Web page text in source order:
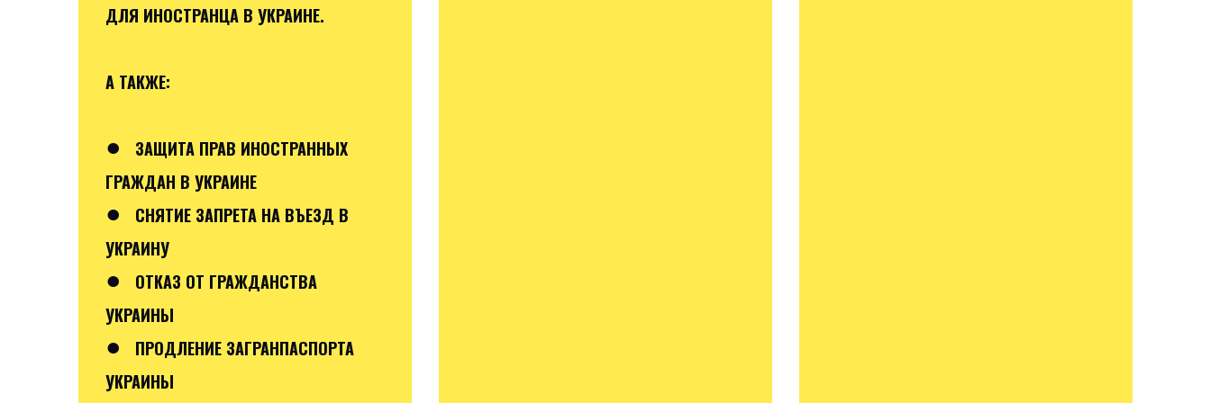
ДЛЯ ИНОСТРАНЦА В УКРАИНЕ.
А ТАКЖЕ:
●
ЗАЩИТА ПРАВ ИНОСТРАННЫХ
ГРАЖДАН В УКРАИНЕ
●
СНЯТИЕ ЗАПРЕТА НА ВЪЕЗД В
УКРАИНУ
●
ОТКАЗ ОТ ГРАЖДАНСТВА
УКРАИНЫ
●
ПРОДЛЕНИЕ ЗАГРАНПАСПОРТА
УКРАИНЫ